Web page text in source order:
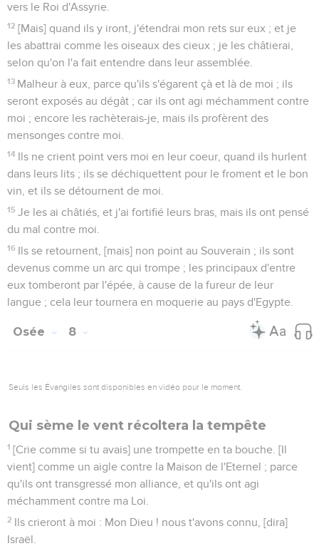
vers le Roi d'Assyrie.
12 [Mais] quand ils y iront, j'étendrai mon rets sur eux ; et je
les abattrai comme les oiseaux des cieux ; je les châtierai,
selon qu'on l'a fait entendre dans leur assemblée.
13 Malheur à eux, parce qu'ils s'égarent çà et là de moi ; ils
seront exposés au dégât ; car ils ont agi méchamment contre
moi ; encore les rachèterais-je, mais ils profèrent des
mensonges contre moi.
14 Ils ne crient point vers moi en leur coeur, quand ils hurlent
dans leurs lits ; ils se déchiquettent pour le froment et le bon
vin, et ils se détournent de moi.
15 Je les ai châtiés, et j'ai fortifié leurs bras, mais ils ont pensé
du mal contre moi.
16 Ils se retournent, [mais] non point au Souverain ; ils sont
devenus comme un arc qui trompe ; les principaux d'entre
eux tomberont par l'épée, à cause de la fureur de leur
langue ; cela leur tournera en moquerie au pays d'Egypte.
Osée 8
Seuls les Évangiles sont disponibles en vidéo pour le moment.
Qui sème le vent récoltera la tempête
1 [Crie comme si tu avais] une trompette en ta bouche. [Il
vient] comme un aigle contre la Maison de l'Eternel ; parce
qu'ils ont transgressé mon alliance, et qu'ils ont agi
méchamment contre ma Loi.
2 Ils crieront à moi : Mon Dieu ! nous t'avons connu, [dira]
Israël.